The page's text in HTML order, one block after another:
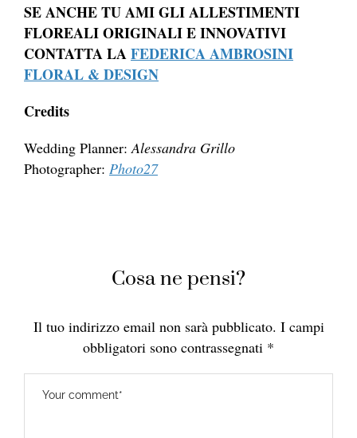
SE ANCHE TU AMI GLI ALLESTIMENTI
FLOREALI ORIGINALI E INNOVATIVI
CONTATTA LAFEDERICA AMBROSINI
FLORAL & DESIGN
Credits
Wedding Planner:Alessandra Grillo
Photographer: Photo27
Cosa ne pensi?
Il tuo indirizzo email non sarà pubblicato. I campi
obbligatori sono contrassegnati *